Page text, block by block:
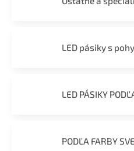
LED pásiky s
LED PÁSIKY
PODĽA FARBY